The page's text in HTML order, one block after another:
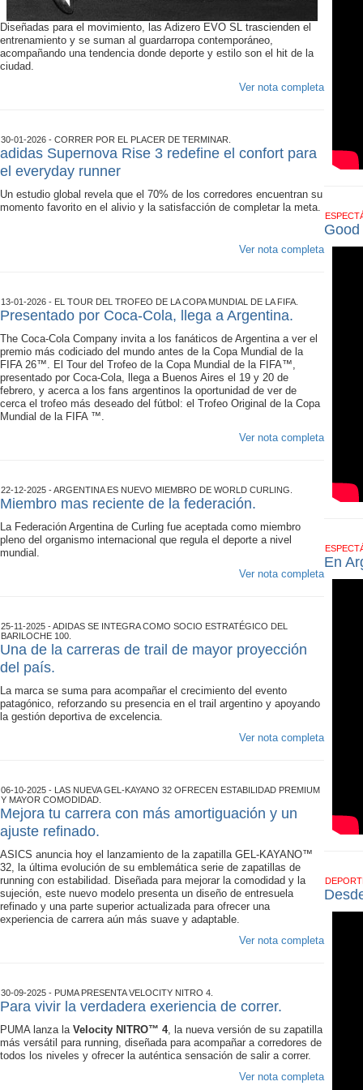
Diseñadas para el movimiento, las Adizero EVO SL trascienden el
entrenamiento y se suman al guardarropa contemporáneo,
acompañando una tendencia donde deporte y estilo son el hit de la
ciudad.
Ver nota completa
30-01-2026 - CORRER POR EL PLACER DE TERMINAR.
adidas Supernova Rise 3 redefine el confort para
el everyday runner
Un estudio global revela que el 70% de los corredores encuentran su
momento favorito en el alivio y la satisfacción de completar la meta.
Ver nota completa
13-01-2026 - EL TOUR DEL TROFEO DE LA COPA MUNDIAL DE LA FIFA.
Presentado por Coca-Cola, llega a Argentina.
The Coca-Cola Company invita a los fanáticos de Argentina a ver el
premio más codiciado del mundo antes de la Copa Mundial de la
FIFA 26™. El Tour del Trofeo de la Copa Mundial de la FIFA™,
presentado por Coca-Cola, llega a Buenos Aires el 19 y 20 de
febrero, y acerca a los fans argentinos la oportunidad de ver de
cerca el trofeo más deseado del fútbol: el Trofeo Original de la Copa
Mundial de la FIFA ™.
Ver nota completa
22-12-2025 - ARGENTINA ES NUEVO MIEMBRO DE WORLD CURLING.
Miembro mas reciente de la federación.
La Federación Argentina de Curling fue aceptada como miembro
pleno del organismo internacional que regula el deporte a nivel
mundial.
Ver nota completa
25-11-2025 - ADIDAS SE INTEGRA COMO SOCIO ESTRATÉGICO DEL
BARILOCHE 100.
Una de la carreras de trail de mayor proyección
del país.
La marca se suma para acompañar el crecimiento del evento
patagónico, reforzando su presencia en el trail argentino y apoyando
la gestión deportiva de excelencia.
Ver nota completa
06-10-2025 - LAS NUEVA GEL-KAYANO 32 OFRECEN ESTABILIDAD PREMIUM
Y MAYOR COMODIDAD.
Mejora tu carrera con más amortiguación y un
ajuste refinado.
ASICS anuncia hoy el lanzamiento de la zapatilla GEL-KAYANO™
32, la última evolución de su emblemática serie de zapatillas de
running con estabilidad. Diseñada para mejorar la comodidad y la
sujeción, este nuevo modelo presenta un diseño de entresuela
refinado y una parte superior actualizada para ofrecer una
experiencia de carrera aún más suave y adaptable.
Ver nota completa
30-09-2025 - PUMA PRESENTA VELOCITY NITRO 4.
Para vivir la verdadera exeriencia de correr.
PUMA lanza la Velocity NITRO™ 4, la nueva versión de su zapatilla
más versátil para running, diseñada para acompañar a corredores de
todos los niveles y ofrecer la auténtica sensación de salir a correr.
Ver nota completa
En